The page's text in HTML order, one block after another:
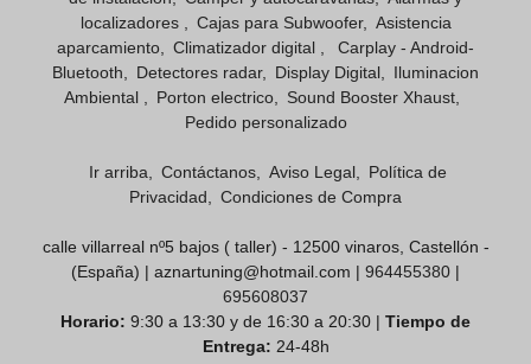
localizadores
Cajas para Subwoofer
Asistencia
aparcamiento
Climatizador digital
Carplay - Android-
Bluetooth
Detectores radar Display Digital
Iluminacion
Ambiental
Porton electrico
Sound Booster Xhaust
Pedido personalizado
Ir arriba Contáctanos Aviso Legal
Política de
Privacidad
Condiciones de Compra
calle villarreal nº5 bajos ( taller) - 12500 vinaros, Castellón -
(España) | aznartuning@hotmail.com | 964455380 |
695608037
Horario: 9:30 a 13:30 y de 16:30 a 20:30 | Tiempo de
Entrega: 24-48h